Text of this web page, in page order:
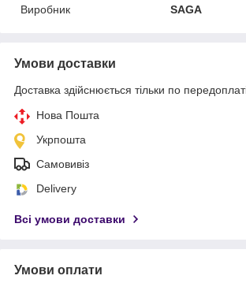
Виробник
SAGA
Умови доставки
Доставка здійснюється тільки по
Нова Пошта
Укрпошта
Самовивіз
Delivery
Всі умови доставки
Умови оплати